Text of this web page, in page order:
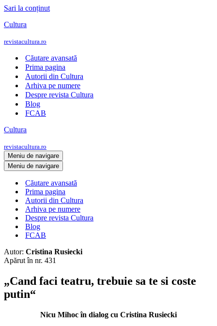
Sari la conținut
Cultura
revistacultura.ro
Căutare avansată
Prima pagina
Autorii din Cultura
Arhiva pe numere
Despre revista Cultura
Blog
FCAB
Cultura
revistacultura.ro
Meniu de navigare
Meniu de navigare
Căutare avansată
Prima pagina
Autorii din Cultura
Arhiva pe numere
Despre revista Cultura
Blog
FCAB
Autor: Cristina Rusiecki
Apărut în nr. 431
„Cand faci teatru, trebuie sa te si coste
putin“
Nicu Mihoc în dialog cu Cristina Rusiecki